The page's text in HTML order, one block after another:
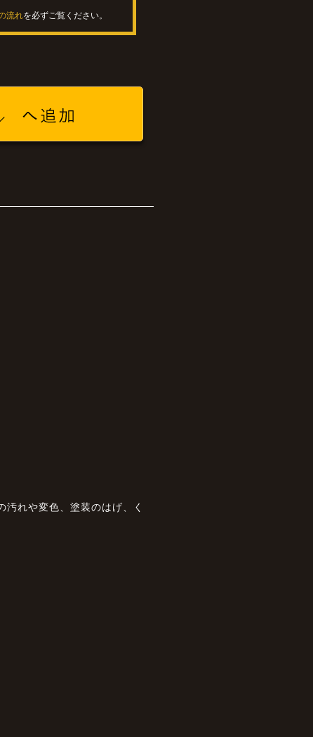
流れを必ずご覧ください。
れや変色、塗装のはげ、く